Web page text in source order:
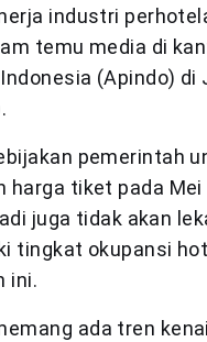
industri
temu media di
(Apindo) di
pemerintah
harga tiket pada
juga tidak akan
tingkat okupansi
ini.
ada tren